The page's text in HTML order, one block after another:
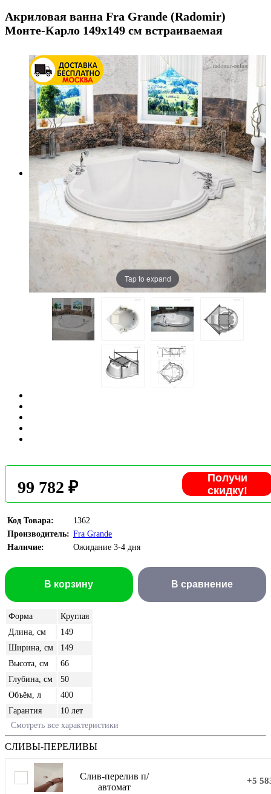
Акриловая ванна Fra Grande (Radomir)
Монте-Карло 149х149 см встраиваемая
Tap to expand
99 782 ₽
Получи
скидку!
Код Товара:
1362
Производитель: Fra Grande
Наличие:
Ожидание 3-4 дня
В сравнение
В корзину
Форма
Круглая
Длина, см
149
Ширина, см
149
Высота, см
66
Глубина, см
50
Объём, л
400
Гарантия
10 лет
Смотреть все характеристики
СЛИВЫ-ПЕРЕЛИВЫ
Слив-перелив п/
автомат
+5